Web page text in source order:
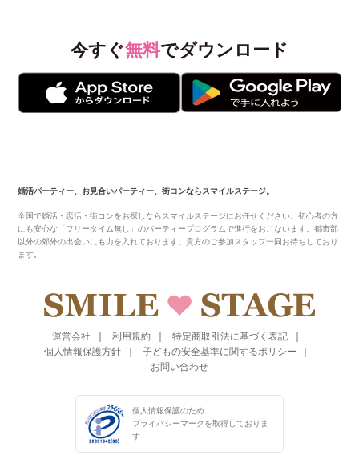
今すぐ無料でダウンロード
婚活パーティー、お見合いパーティー、街コンならスマイルステージ。
全国で婚活・恋活・街コンをお探しならスマイルステージにお任せください。初心者の方
にも安心な「フリータイム無し」のパーティープログラムで進行をおこないます。都市部
以外の郊外の出会いにも力を入れております。貴方のご参加スタッフ一同お待ちしており
ます。
運営会社 利用規約
特定商取引法に基づく表記
個人情報保護方針
子どもの安全基準に関するポリシー
お問い合わせ
個人情報保護のため
プライバシーマークを取得しておりま
す